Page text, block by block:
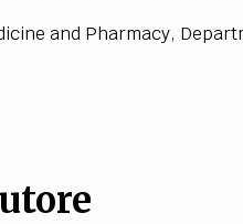
FILODIRITTO REDAZIONE
icine and Pharmacy, Depa